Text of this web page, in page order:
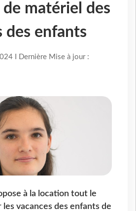
de matériel des
des enfants
I Dernière Mise à jour :
à la location tout le
les vacances des enfants de